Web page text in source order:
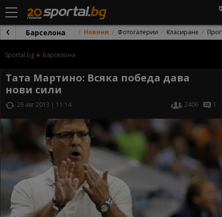
Барселона Новини Фотогалерии Класиране
Sportal.bg Барселона
Тата Мартино: Всяка победа дава
нови сили
26 авг 2013 | 11:14 2406 1